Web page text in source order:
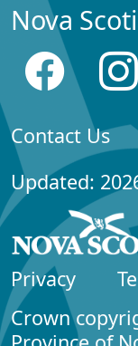
Nova
Contact Us
Updated:
Privacy
Crown